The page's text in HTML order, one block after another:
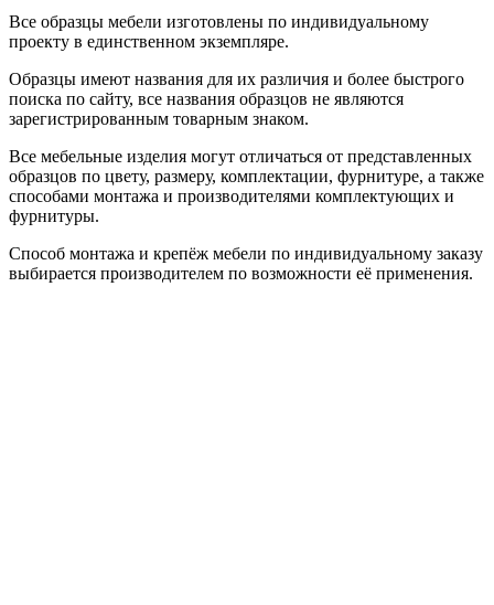
Все образцы мебели изготовлены по индивидуальному
проекту в единственном экземпляре.
Образцы имеют названия для их различия и более быстрого
поиска по сайту, все названия образцов не являются
зарегистрированным товарным знаком.
Все мебельные изделия могут отличаться от представленных
образцов по цвету, размеру, комплектации, фурнитуре, а также
способами монтажа и производителями комплектующих и
фурнитуры.
Способ монтажа и крепёж мебели по индивидуальному заказу
выбирается производителем по возможности её применения.